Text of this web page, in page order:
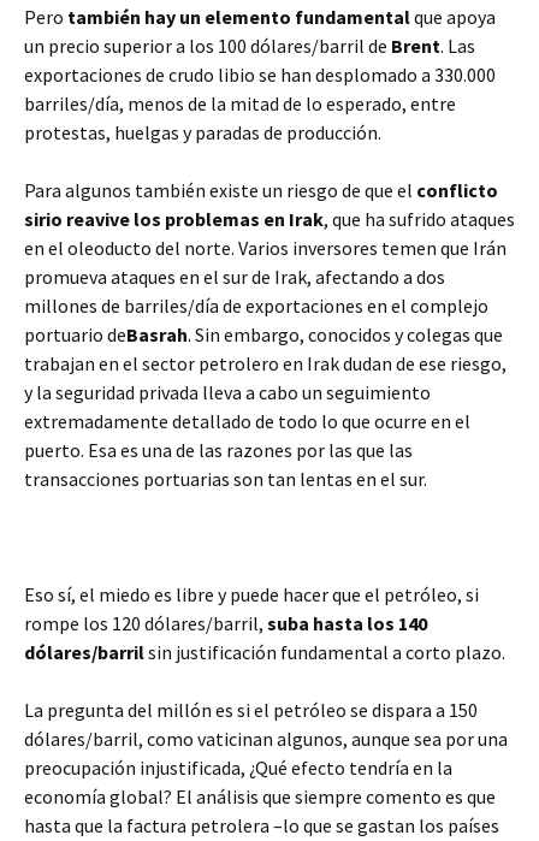
Pero también hay un elemento fundamentalque apoya
un precio superior a los 100 dólares/barril de Brent. Las
exportaciones de crudo libio se han desplomado a 330.000
barriles/día, menos de la mitad de lo esperado, entre
protestas, huelgas y paradas de producción.
Para algunos también existe un riesgo de que el conflicto
sirio reavive los problemas en Irak, que ha sufrido ataques
en el oleoducto del norte. Varios inversores temen que Irán
promueva ataques en el sur de Irak, afectando a dos
millones de barriles/día de exportaciones en el complejo
portuario deBasrah. Sin embargo, conocidos y colegas que
trabajan en el sector petrolero en Irak dudan de ese riesgo,
y la seguridad privada lleva a cabo un seguimiento
extremadamente detallado de todo lo que ocurre en el
puerto. Esa es una de las razones por las que las
transacciones portuarias son tan lentas en el sur.
Eso sí, el miedo es libre y puede hacer que el petróleo, si
rompe los 120 dólares/barril, suba hasta los 140
dólares/barrilsin justificación fundamental a corto plazo.
La pregunta del millón es si el petróleo se dispara a 150
dólares/barril, como vaticinan algunos, aunque sea por una
preocupación injustificada, ¿Qué efecto tendría en la
economía global? El análisis que siempre comento es que
hasta que la factura petrolera –lo que se gastan los países